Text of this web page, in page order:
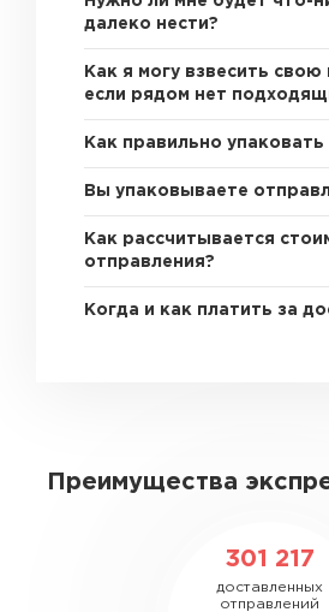
далеко нести?
Как я могу взвесить свою
если рядом нет
Как правильно упаковать
Вы упаковываете
Как рассчитывается
отправления?
Когда и как платить за
Преимущества
301 217
доставленных
отправлений